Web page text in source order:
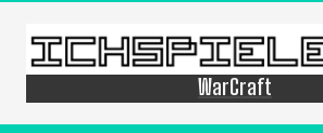
WarCraft